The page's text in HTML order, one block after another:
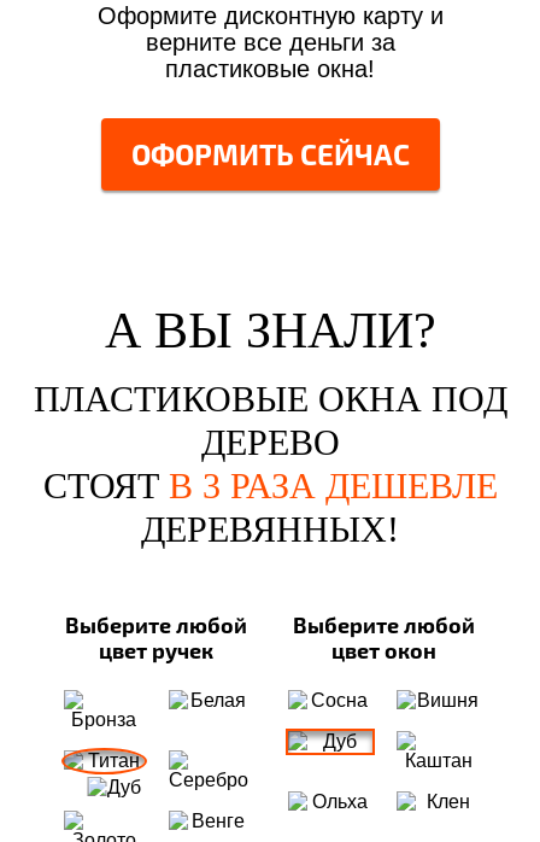
Оформите дисконтную карту и
верните все деньги за
пластиковые окна!
ОФОРМИТЬ СЕЙЧАС
А ВЫ ЗНАЛИ?
ПЛАСТИКОВЫЕ ОКНА ПОД
ДЕРЕВО
СТОЯТ В 3 РАЗА ДЕШЕВЛЕ
ДЕРЕВЯННЫХ!
Выберите любой
цвет ручек
Выберите любой
цвет окон